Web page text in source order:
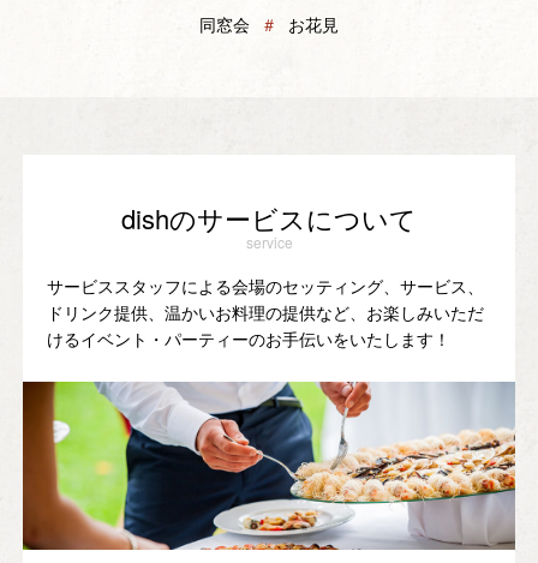
同窓会 ＃ お花見
dishのサービスについて
service
サービススタッフによる会場のセッティング、サービス、
ドリンク提供、温かいお料理の提供など、お楽しみいただ
けるイベント・パーティーのお手伝いをいたします！